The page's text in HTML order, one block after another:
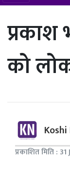
प्रकाश
को
प्रकाशित मिति :